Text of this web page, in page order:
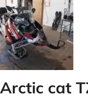
Arctic cat